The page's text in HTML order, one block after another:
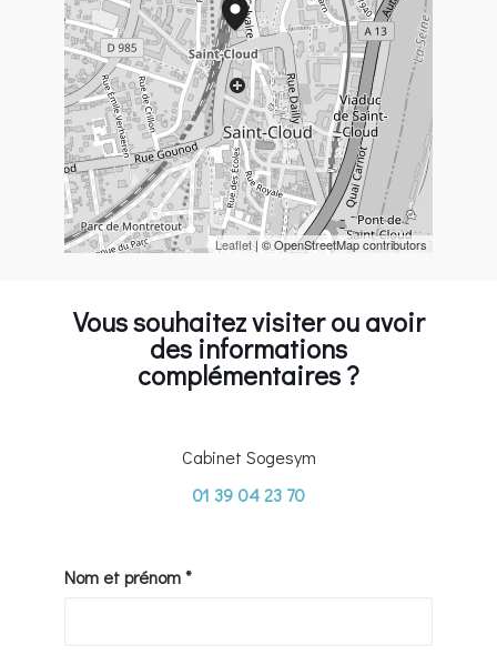
Leaflet| © OpenStreetMap contributors
Vous souhaitez visiter ou avoir
des informations
complémentaires ?
Cabinet Sogesym
01 39 04 23 70
Nom et prénom *